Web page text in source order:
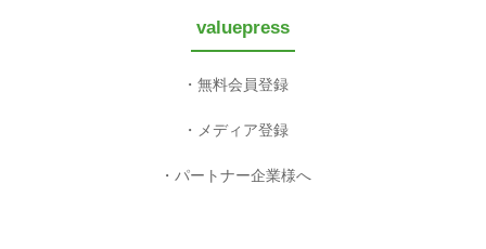
valuepress
無料会員登録
メディア登録
パートナー企業様へ